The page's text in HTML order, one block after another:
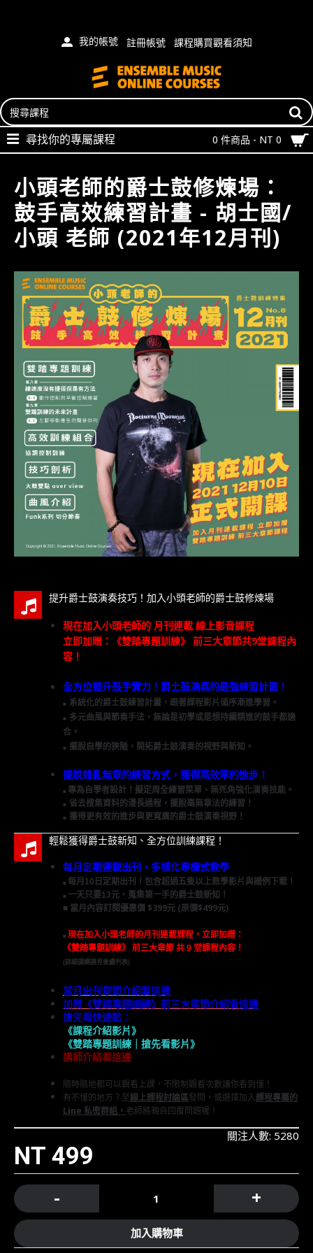
我的帳號 註冊帳號 課程購買觀看須知
0 件商品 - NT 0
尋找你的專屬課程
小頭老師的爵士鼓修煉場：
鼓手高效練習計畫 - 胡士國/
小頭 老師 (2021年12月刊)
提升爵士鼓演奏技巧！加入小頭老師的爵士鼓修煉場
現在加入小頭老師的 月刊連載 線上影音課程
立即加贈：《雙踏專題訓練》 前三大章節共9堂課程內
容！
全方位提升鼓手實力！爵士鼓演奏的最強練習計畫！
■ 系統化的爵士鼓練習計畫，跟著課程影片循序漸進學習。
■ 多元曲風與節奏手法，無論是初學或是想持續精進的鼓手都適
合。
■ 擺脫自學的狹隘，開拓爵士鼓演奏的視野與新知。
擺脫雜亂無章的練習方式，獲得高效率的進步！
■ 專為自學者設計！擬定周全練習菜單、無死角強化演奏技能。
■ 省去搜集資料的漫長過程，擺脫毫無章法的練習！
■ 獲得更有效的進步與更寬廣的爵士鼓演奏視野！
輕鬆獲得爵士鼓新知、全方位訓練課程！
每月定期連載出刊，多樣化專欄式教學
■ 每月10日定期出刊！包含超過五隻以上教學影片與譜例下載！
■ 一天只要13元，蒐集第一手的爵士鼓新知！
■ 當月內容訂閱優惠價 $399元 (原價$499元)
■ 現在加入小頭老師的月刊連載課程，立即加贈：
《雙踏專題訓練》 前三大章節 共 9 堂課程內容！
(詳細課綱請見後續列表)
當月出刊章節介紹看這邊
加贈《雙踏專題訓練》前三大章節介紹看這邊
搶先看快速點：
《課程介紹影片》
《雙踏專題訓練｜搶先看影片》
講師介紹看這邊
隨時隨地都可以觀看上課，不限制觀看次數讓你看到懂！
有不懂的地方？至線上課程討論區發問，或選擇加入課程專屬的
Line 私密群組 ， 老師將親自回覆問題喔！
關注人數: 5280
NT 499
- +
加入購物車